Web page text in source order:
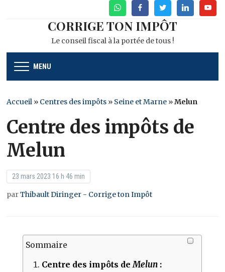
WhatsAppFacebookTwitterLinkedin
CORRIGE TON IMPÔT
Le conseil fiscal à la portée de tous !
MENU
Accueil » Centres des impôts » Seine et Marne »Melun
Centre des impôts de
Melun
23 mars 2023 16 h 46 min
parThibault Diringer - Corrige ton Impôt
Sommaire
Centre des impôts deMelun :